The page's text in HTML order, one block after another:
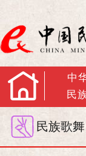
中
民
民族歌舞